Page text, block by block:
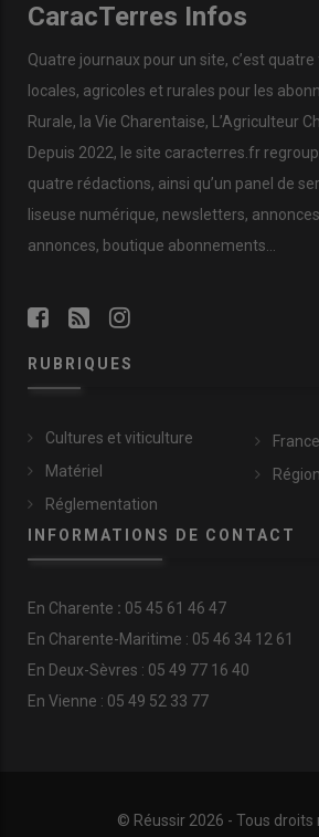
CaracTerres Infos
Quatre journaux pour un site, c’est quatre
locales, agricoles et rurales pour les
Rurale, la Vie Charentaise, L’Agriculteur
Depuis 2022, le site caracterres.fr
quatre rédactions, ainsi qu’un panel de
liseuse numérique, newsletters,
annonces, boutique abonnements…
RUBRIQUES
Cultures et viticulture
Matériel
Réglementation
Région
INFORMATIONS DE CONTACT
En Charente : 05 45 61 46 47
En Charente-Maritime : 05 46 34 12 61
En Deux-Sèvres : 05 49 77 16 40
En Vienne : 05 49 52 33 77
© Réussir 2026 - Tous droits